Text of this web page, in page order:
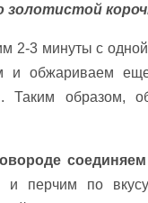
золотистой
2-3 минуты с
и обжариваем
Таким образом,
перчим по